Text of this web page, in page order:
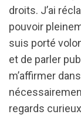
droits. J’ai
pouvoir
suis porté
et de parler
m’affirmer
regards